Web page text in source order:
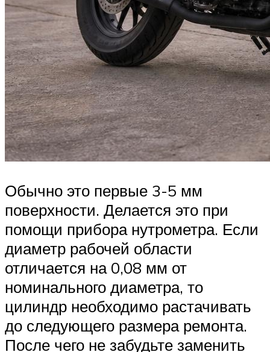
Обычно это первые 3-5 мм
поверхности. Делается это при
помощи прибора нутрометра. Если
диаметр рабочей области
отличается на 0,08 мм от
номинального диаметра, то
цилиндр необходимо растачивать
до следующего размера ремонта.
После чего не забудьте заменить